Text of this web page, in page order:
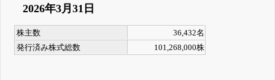
2026年3月31日
株主数
36,432名
発行済み株式総数
101,268,000株